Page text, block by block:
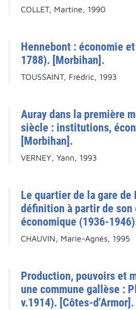
COLLET, Martine, 1990
Hennebont : économie
1788). [Morbihan].
TOUSSAINT, Frédric, 1993
Auray dans la première
siècle : institutions,
[Morbihan].
VERNEY, Yann, 1993
Le quartier de la gare de
définition à partir de son
économique (1936-
CHAUVIN, Marie-Agnès, 1995
Production, pouvoirs et
une commune gallèse :
v.1914). [Côtes-d'Armor].